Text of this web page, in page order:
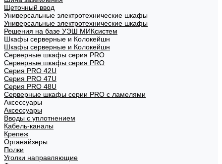
Щеточный ввод
Универсальные электротехнические шкафы
Универсальные электротехнические шкафы
Решения на базе УЭШ МИКсистем
Шкафы серверные и Колокейшн
Шкафы серверные и Колокейшн
Серверные шкафы серия PRO
Серверные шкафы серия PRO
Серия PRO 42U
Серия PRO 47U
Серия PRO 48U
Серверные шкафы серии PRO с ламелями
Аксессуары
Аксессуары
Вводы с уплотнением
Кабель-каналы
Крепеж
Органайзеры
Полки
Уголки направляющие